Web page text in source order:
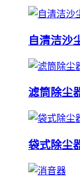
自清洁沙
滤筒除尘
袋式除尘